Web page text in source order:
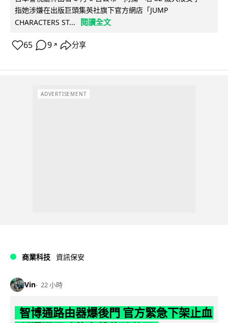
指她涉嫌在出版巨頭集英社旗下官方網店「JUMP
CHARACTERS ST...
閱讀全文
65 9 ↗ 分享
ADVERTISEMENT
商業科技 資訊保安
Vin 22 小時
智博通路由器爆後門 官方緊急下架止血